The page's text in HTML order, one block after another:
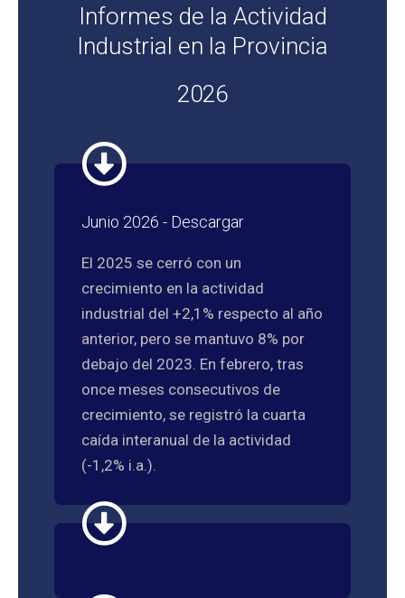
Informes de la Actividad
Industrial en la Provincia
2026
Junio 2026 - Descargar
El 2025 se cerró con un
crecimiento en la actividad
industrial del +2,1% respecto al año
anterior, pero se mantuvo 8% por
debajo del 2023. En febrero, tras
once meses consecutivos de
crecimiento, se registró la cuarta
caída interanual de la actividad
(-1,2% i.a.).